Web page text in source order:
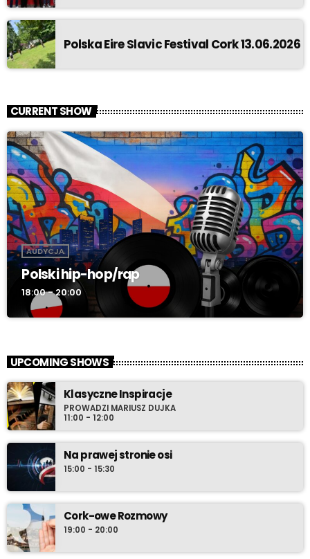
Polska Eire Slavic Festival Cork 13.06.2026
CURRENT SHOW
AUDYCJA
Polski hip-hop/rap
18:00 - 20:00
UPCOMING SHOWS
Klasyczne Inspiracje
PROWADZI MARIUSZ DUJKA
11:00 - 12:00
Na prawej stronie osi
15:00 - 15:30
Cork-owe Rozmowy
19:00 - 20:00